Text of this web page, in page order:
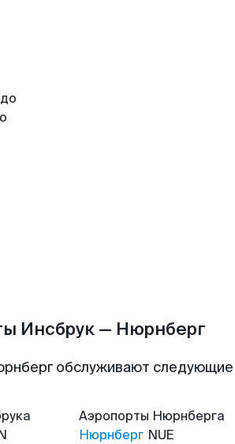
Инсбрук — Нюрнберг
обслуживают
Аэропорты Нюрнберга
Нюрнберг NUE